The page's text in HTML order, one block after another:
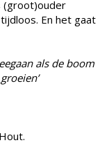
(groot)ouder
En het gaat
als de boom